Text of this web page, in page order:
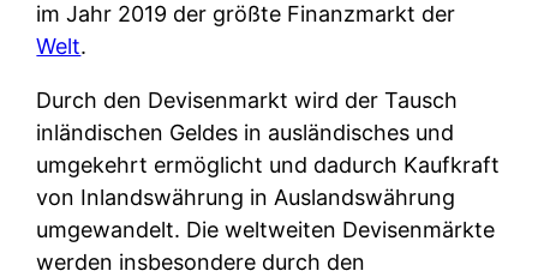
im Jahr 2019 der größte Finanzmarkt der
Welt.
Durch den Devisenmarkt wird der Tausch
inländischen Geldes in ausländisches und
umgekehrt ermöglicht und dadurch Kaufkraft
von Inlandswährung in Auslandswährung
umgewandelt. Die weltweiten Devisenmärkte
werden insbesondere durch den